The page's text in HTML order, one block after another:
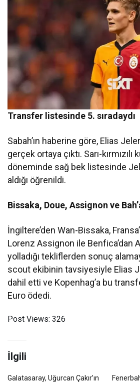
Transfer listesinde 5. sıradaydı
Sabah’ın haberine göre, Elias
gerçek ortaya çıktı. Sarı-
döneminde sağ bek listesinde
aldığı öğrenildi.
Bissaka, Doue, Assignon ve
İngiltere’den Wan-Bissaka,
Lorenz Assignon ile Benfica’dan
yolladığı tekliflerden sonuç
scout ekibinin tavsiyesiyle Elias
dahil etti ve Kopenhag’a bu
Euro ödedi.
Post Views: 326
İlgili
Galatasaray, Uğurcan Çakır’ın